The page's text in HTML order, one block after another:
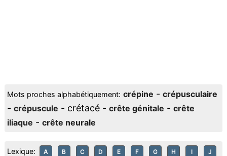
Mots proches alphabétiquement: crépine - crépusculaire
- crépuscule - crétacé - crête génitale - crête
iliaque - crête neurale
Lexique: A B C D E F G H I J